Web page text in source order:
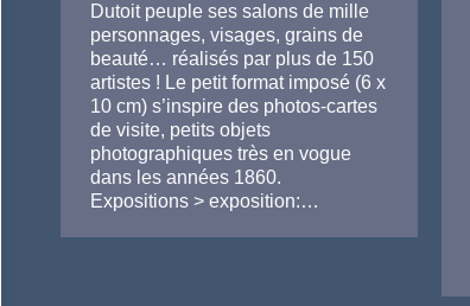
Dutoit peuple ses salons de mille
personnages, visages, grains de
beauté… réalisés par plus de 150
artistes ! Le petit format imposé (6 x
10 cm) s’inspire des photos-cartes
de visite, petits objets
photographiques très en vogue
dans les années 1860.
Expositions > exposition:…